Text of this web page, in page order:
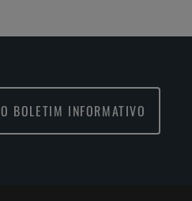
BOLETIM INFORMATIVO